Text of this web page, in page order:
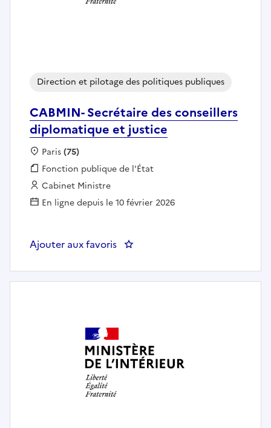
CABMIN- Secrétaire des conseillers
diplomatique et justice
Direction et pilotage des politiques publiques
Localisation :
Paris(75)
Fonction publique :
Fonction publique de l'État
Employeur :
Cabinet Ministre
En ligne depuis le 10 février 2026
Ajouter aux favoris : CABMIN- Secrétaire des